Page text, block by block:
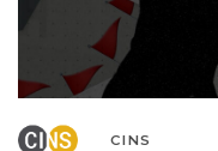
CINS